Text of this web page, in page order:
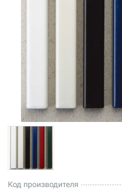
Код производителя